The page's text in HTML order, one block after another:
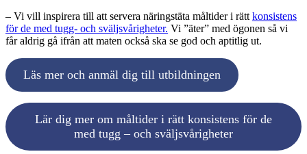
– Vi vill inspirera till att servera näringstäta måltider i rätt konsistens
för de med tugg- och sväljsvårigheter. Vi ”äter” med ögonen så vi
får aldrig gå ifrån att maten också ska se god och aptitlig ut.
Läs mer och anmäl dig till utbildningen
Lär dig mer om måltider i rätt konsistens för de
med tugg – och sväljsvårigheter